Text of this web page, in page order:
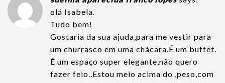
olá Isabela.
Tudo bem!
Gostaria da sua ajuda,para me vestir para
um churrasco em uma chácara.É um buffet.
É um espaço super elegante,não quero
fazer feio..Estou meio acima do ,peso,com